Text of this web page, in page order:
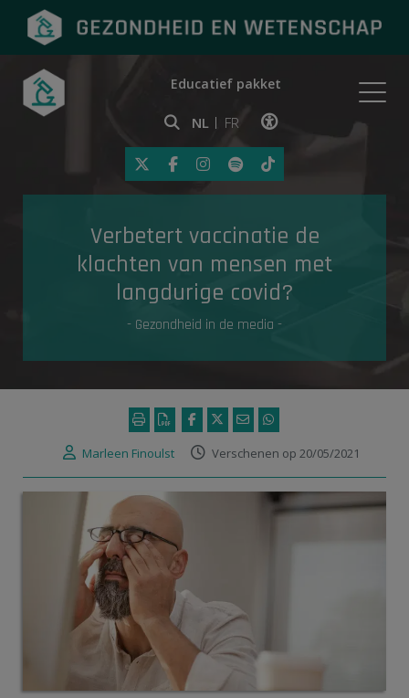
Onderwerpen
Gezondheid in de media
Educatief pakket
NL FR
Klik op deze link om
Verbetert vaccinatie de
klachten van mensen met
langdurige covid?
- Gezondheid in de media -
Marleen Finoulst Verschenen op 20/05/2021